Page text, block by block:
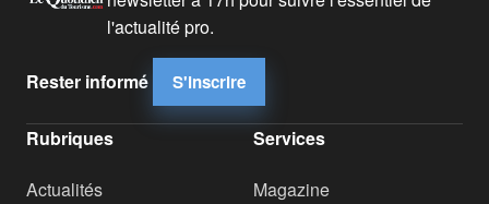
l'actualité pro.
Rester informé S'inscrire
Rubriques
Actualités
Services
Magazine